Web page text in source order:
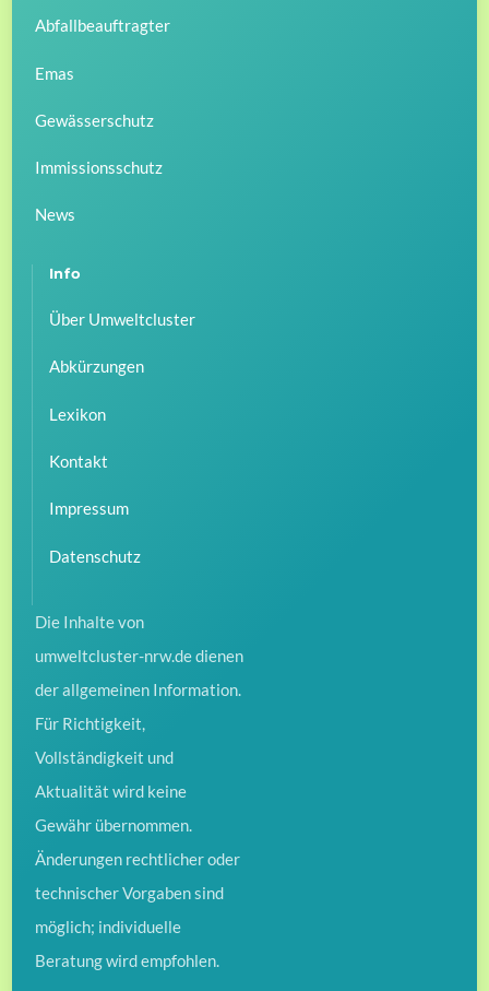
Abfallbeauftragter
Emas
Gewässerschutz
Immissionsschutz
News
Info
Über Umweltcluster
Abkürzungen
Lexikon
Kontakt
Impressum
Datenschutz
Die Inhalte von
umweltcluster-nrw.de dienen
der allgemeinen Information.
Für Richtigkeit,
Vollständigkeit und
Aktualität wird keine
Gewähr übernommen.
Änderungen rechtlicher oder
technischer Vorgaben sind
möglich; individuelle
Beratung wird empfohlen.